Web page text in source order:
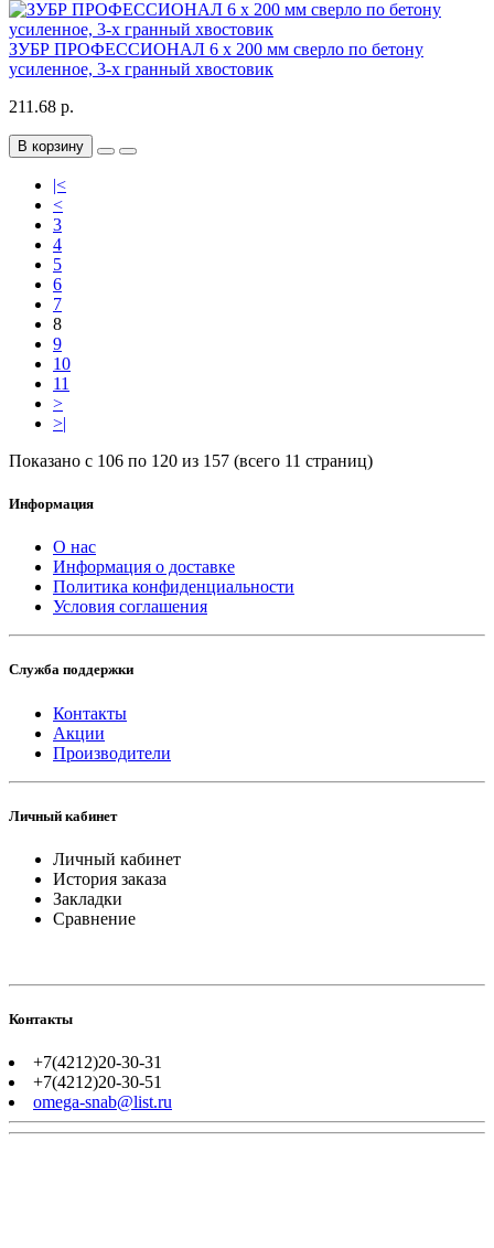
ЗУБР ПРОФЕССИОНАЛ 6 x 200 мм сверло по бетону
усиленное, 3-х гранный хвостовик
211.68 р.
В корзину
|<
<
3
4
5
6
7
8
9
10
11
>
>|
Показано с 106 по 120 из 157 (всего 11 страниц)
Информация
О нас
Информация о доставке
Политика конфиденциальности
Условия соглашения
Служба поддержки
Контакты
Акции
Производители
Личный кабинет
Личный кабинет
История заказа
Закладки
Сравнение
Контакты
+7(4212)20-30-31
+7(4212)20-30-51
omega-snab@list.ru